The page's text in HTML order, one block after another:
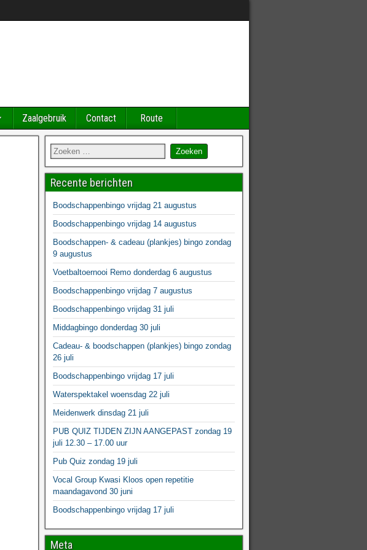
Zaalgebruik Contact Route
Recente berichten
Boodschappenbingo vrijdag 21 augustus
Boodschappenbingo vrijdag 14 augustus
Boodschappen- & cadeau (plankjes) bingo zondag
9 augustus
Voetbaltoernooi Remo donderdag 6 augustus
Boodschappenbingo vrijdag 7 augustus
Boodschappenbingo vrijdag 31 juli
Middagbingo donderdag 30 juli
Cadeau- & boodschappen (plankjes) bingo zondag
26 juli
Boodschappenbingo vrijdag 17 juli
Waterspektakel woensdag 22 juli
Meidenwerk dinsdag 21 juli
PUB QUIZ TIJDEN ZIJN AANGEPAST zondag 19
juli 12.30 – 17.00 uur
Pub Quiz zondag 19 juli
Vocal Group Kwasi Kloos open repetitie
maandagavond 30 juni
Boodschappenbingo vrijdag 17 juli
Meta